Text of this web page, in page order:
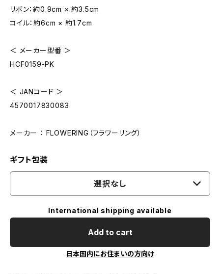
リボン：約0.9cm × 約3.5cm
コイル：約6cm × 約1.7cm
＜ メーカー型番 ＞
HCF0159-PK
＜ JANコード ＞
4570017830083
メーカー ： FLOWERING（フラワーリング）
ギフト包装
選択なし
International shipping available
Add to cart
日本国内にお住まいの方向け